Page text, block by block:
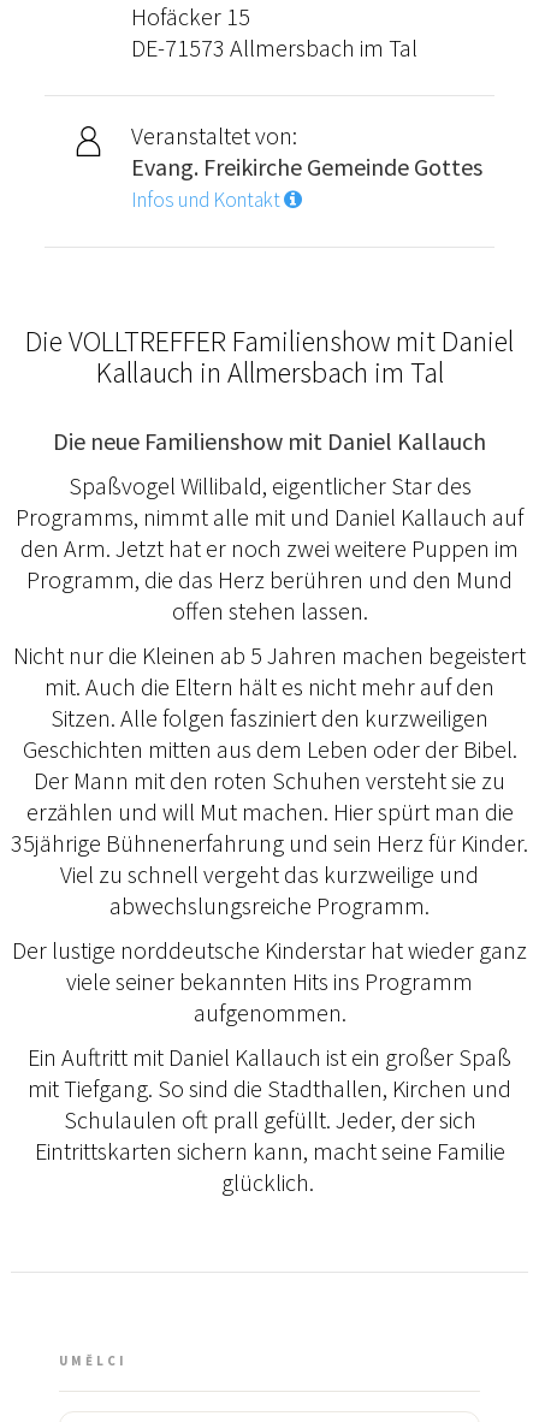
Hofäcker 15
DE-71573 Allmersbach im Tal
Veranstaltet von:
Evang. Freikirche Gemeinde Gottes
Infos und Kontakt
Die VOLLTREFFER Familienshow mit Daniel
Kallauch in Allmersbach im Tal
Die neue Familienshow mit Daniel Kallauch
Spaßvogel Willibald, eigentlicher Star des
Programms, nimmt alle mit und Daniel Kallauch auf
den Arm. Jetzt hat er noch zwei weitere Puppen im
Programm, die das Herz berühren und den Mund
offen stehen lassen.
Nicht nur die Kleinen ab 5 Jahren machen begeistert
mit. Auch die Eltern hält es nicht mehr auf den
Sitzen. Alle folgen fasziniert den kurzweiligen
Geschichten mitten aus dem Leben oder der Bibel.
Der Mann mit den roten Schuhen versteht sie zu
erzählen und will Mut machen. Hier spürt man die
35jährige Bühnenerfahrung und sein Herz für Kinder.
Viel zu schnell vergeht das kurzweilige und
abwechslungsreiche Programm.
Der lustige norddeutsche Kinderstar hat wieder ganz
viele seiner bekannten Hits ins Programm
aufgenommen.
Ein Auftritt mit Daniel Kallauch ist ein großer Spaß
mit Tiefgang. So sind die Stadthallen, Kirchen und
Schulaulen oft prall gefüllt. Jeder, der sich
Eintrittskarten sichern kann, macht seine Familie
glücklich.
UMĚLCI